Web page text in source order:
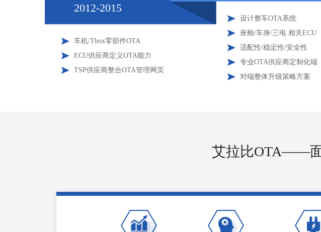
2012-2015
车机/Tbox零部件OTA
ECU供应商定义OTA能力
TSP供应商整合OTA管理网页
设计整车OTA系统
座舱/车身/三电 相关ECU
适配性/稳定性/安全性
专业OTA供应商定制化端
对端整体升级策略方案
艾拉比OTA——